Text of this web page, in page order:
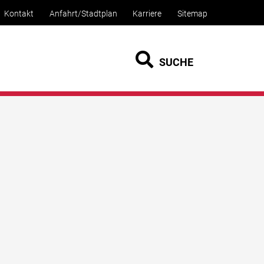
Kontakt Anfahrt/Stadtplan Karriere Sitemap
SUCHE